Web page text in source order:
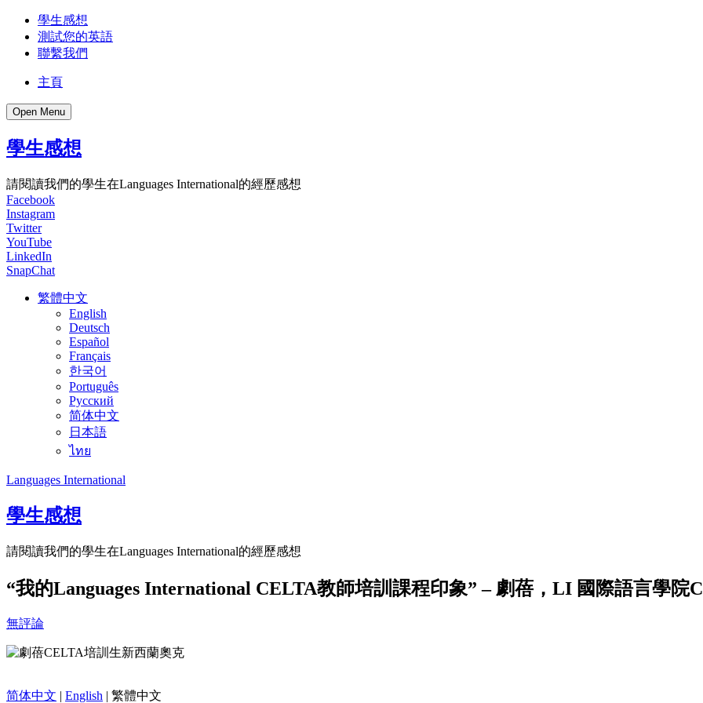
學生感想
測試您的英語
聯繫我們
主頁
Open Menu
學生感想
請閱讀我們的學生在Languages International的經歷感想
Facebook
Instagram
Twitter
YouTube
LinkedIn
SnapChat
繁體中文
English
Deutsch
Español
Français
한국어
Português
Русский
简体中文
日本語
ไทย
Languages International
學生感想
請閱讀我們的學生在Languages International的經歷感想
“我的Languages International CELTA教師培訓課程印象” – 劇蓓，LI 國際語言學院
無評論
简体中文 | English | 繁體中文